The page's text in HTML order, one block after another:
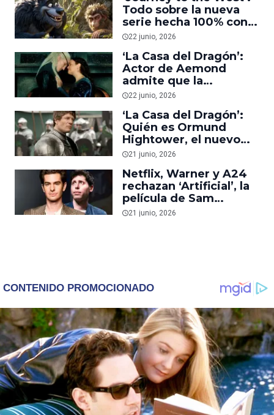
Todo sobre la nueva
serie hecha 100% con
IA22 junio, 2026
‘La Casa del Dragón’:
Actor de Aemond
admite que la
polémica escena con
vomitar’
22 junio, 2026
‘La Casa del Dragón’:
Quién es Ormund
Hightower, el nuevo
personaje de la
Condal comparó con
Tywin Lannister
21 junio, 2026
Netflix, Warner y A24
rechazan ‘Artificial’, la
película de Sam
Altman, creador de
21 junio, 2026